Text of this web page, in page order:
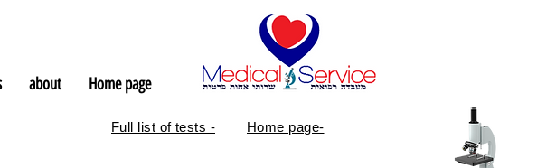
Home page
about
Full list of tests - Home page-